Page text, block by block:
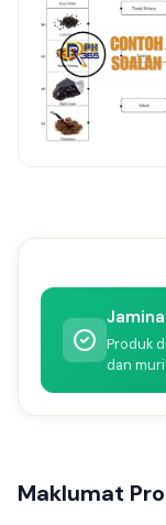
Produk
dan
Maklumat